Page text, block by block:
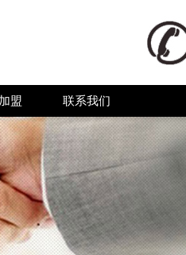
盟 联系我们